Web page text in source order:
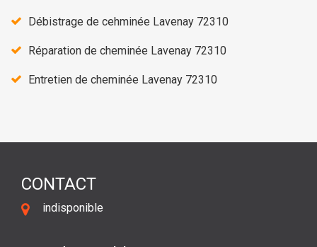
Débistrage de cehminée Lavenay 72310
Réparation de cheminée Lavenay 72310
Entretien de cheminée Lavenay 72310
CONTACT
indisponible